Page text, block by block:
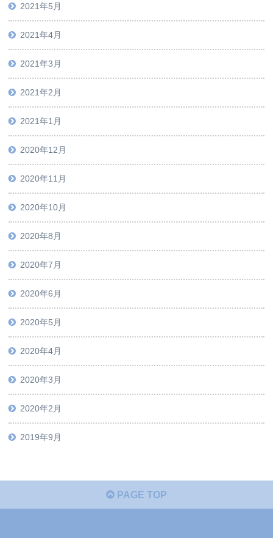
2021年5月
2021年4月
2021年3月
2021年2月
2021年1月
2020年12月
2020年11月
2020年10月
2020年8月
2020年7月
2020年6月
2020年5月
2020年4月
2020年3月
2020年2月
2019年9月
PAGE TOP